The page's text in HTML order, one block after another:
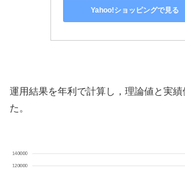
Yahoo!ショッピングで見る
運用結果を年利で計算し，理論値と実績
た。